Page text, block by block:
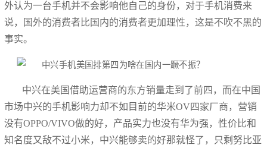
外认为一台手机并不会影响他自己的身份，对于手机消费来
说，国外的消费者比国内的消费者更加理性，这是不吹不黑的
事实。
中兴在美国借助运营商的东方销量走到了前四，而在中国
市场中兴的手机影响力却不如目前的华米OV四家厂商，营销
没有OPPO/VIVO做的好，产品实力也没有华为强，性价比和
知名度又敌不过小米，中兴能够卖的好那就怪了，只剩努比亚